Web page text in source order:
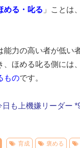
める・叱る 」ことは
能力の高い者が低い
、ほめる叱る側には、
ものです。
も上機嫌リーダー
育成 褒める